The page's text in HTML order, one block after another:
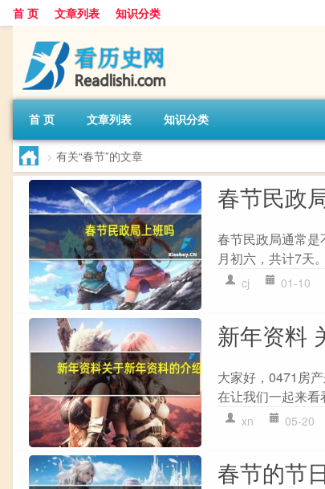
首 页 文章列表 知识分类
首 页 文章列表 知识分类
> 有关“春节”的文章
春节民政
春节民政局通常
月初六，共计7天
cj 01-10
新年资料
大家好，0471房
在让我们一起来
xn 05-20
春节的节